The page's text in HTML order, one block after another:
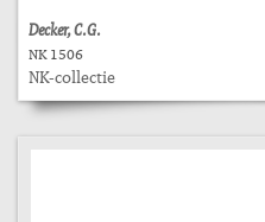
Decker, C.G.
NK 1506
NK-collectie